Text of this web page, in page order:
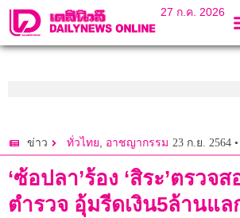
27 ก.ค. 2026
ข่าว ทั่วไทย, อาชญากรรม 23 ก.ย. 2564
‘ซ้อปลา’ร้อง ‘สิระ’ตรวจ
ตำรวจ อุ้มรีดเงิน5ล้านแ